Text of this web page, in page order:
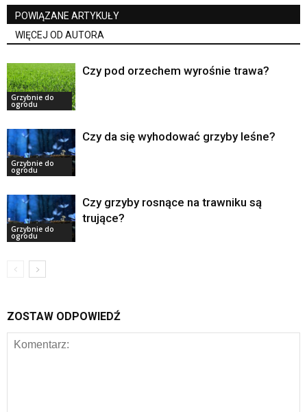
POWIĄZANE ARTYKUŁY
WIĘCEJ OD AUTORA
Grzybnie do
ogrodu
Czy pod orzechem wyrośnie trawa?
Grzybnie do
ogrodu
Czy da się wyhodować grzyby leśne?
Grzybnie do
ogrodu
Czy grzyby rosnące na trawniku są
trujące?
ZOSTAW ODPOWIEDŹ